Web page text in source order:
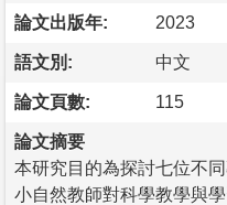
論文出版年: 2023
語文別: 中文
論文頁數: 115
論文摘要
本研究目的為探討七位不
小自然教師對科學教學與